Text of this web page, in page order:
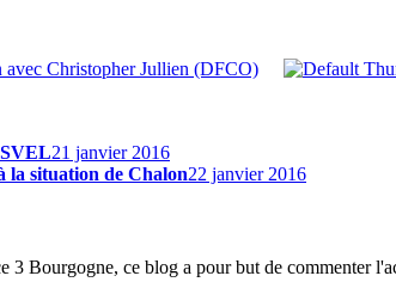
Christopher Jullien (DFCO)
21 janvier 2016
la situation de Chalon22 janvier 2016
Bourgogne, ce blog a pour but de commenter